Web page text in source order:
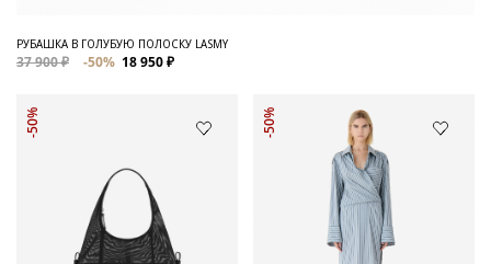
РУБАШКА В ГОЛУБУЮ ПОЛОСКУ LASMY
37 900 ₽ -50% 18 950 ₽
-50% -50%